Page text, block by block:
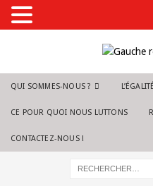
QUI SOMMES-NOUS ?
CE POUR QUOI NOUS LUTTONS
CONTACTEZ-NOUS !